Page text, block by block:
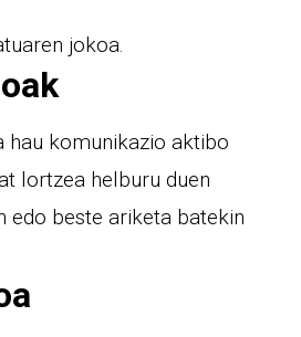
jokoa.
hau komunikazio aktibo
lortzea helburu duen
edo beste ariketa batekin